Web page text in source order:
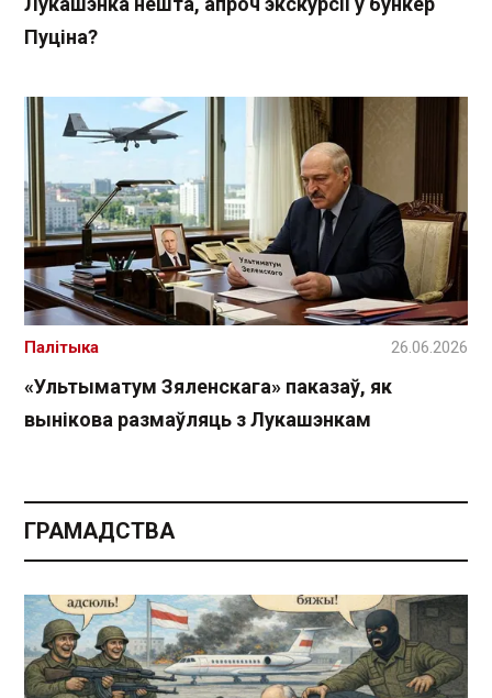
Пуціна?
«Ультыматум Зяленскага» паказаў, як
вынікова размаўляць з Лукашэнкам
Палітыка 26.06.2026
ГРАМАДСТВА